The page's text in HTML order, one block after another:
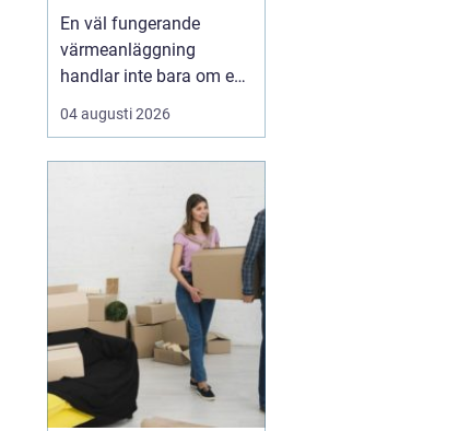
lägre energikostnad
En väl fungerande
värmeanläggning
handlar inte bara om en
modern panna eller
värmepump. Utan rätt
försvinner en stor del av
effekten på vägen.
Många fastighetsägare
märker det som kalla
hörn, överhettad...
04 augusti 2026